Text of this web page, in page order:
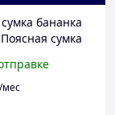
бананка
сумка
сумка бананка
/мес